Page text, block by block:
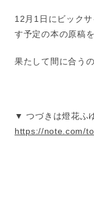
12月1日にビック
す予定の本の原稿
果たして間に合う
▼ つづきは燈花ふ
https://note.com/